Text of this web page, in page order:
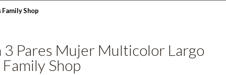
Shop
3 Pares Mujer Multicolor Largo
Shop